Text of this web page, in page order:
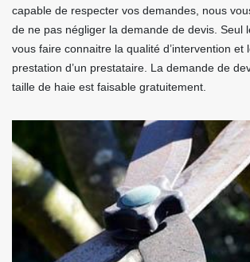
capable de respecter vos demandes, nous
de ne pas négliger la demande de devis. Seul
vous faire connaitre la qualité d’intervention et
prestation d’un prestataire. La demande de
taille de haie est faisable gratuitement.